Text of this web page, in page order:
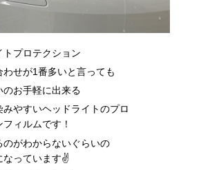
トプロテクション
わせが1番多いと言っても
のお手軽に出来る
みやすいヘッドライトのプロ
ィルムです！
のがわからないぐらいの
なっています✌️